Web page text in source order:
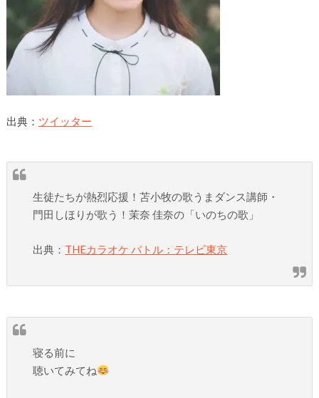
出典： ツイッター
生徒たちが熱烈応援！苫小牧の歌うまダンス講師・
門田しほりが歌う！茉奈 佳奈の「いのちの歌」
出典： THEカラオケ バトル：テレビ東京
寝る前に
聴いてみてね